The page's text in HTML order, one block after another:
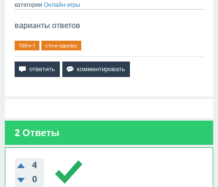
категории Онлайн-игры
варианты ответов
100-к-1 сто-к-одному
2 Ответы
4
0